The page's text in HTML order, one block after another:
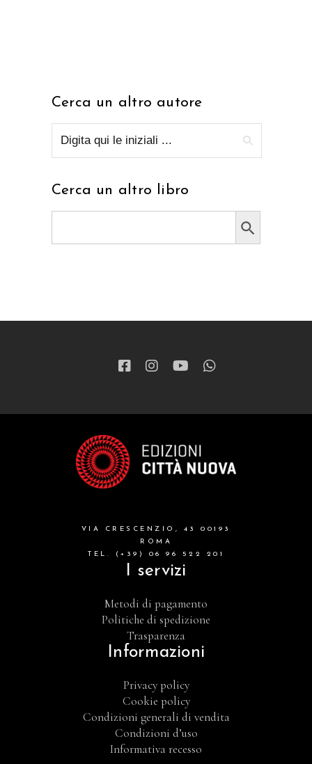
Cerca un altro autore
Cerca un altro libro
Search Button
VIA CRESCENZIO, 43 00193
ROMA
TEL. (+39) 06 96 522 201
I servizi
Metodi di pagamento
Politiche di spedizione
Trasparenza
Informazioni
Privacy policy
Cookie policy
Condizioni generali di vendita
Condizioni d’uso
Informativa recesso